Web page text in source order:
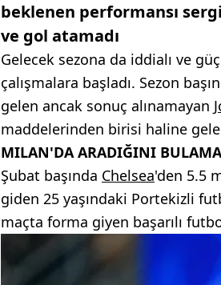
beklenen performansı
ve gol atamadı
Gelecek sezona da iddialı ve
çalışmalara başladı. Sezon
gelen ancak sonuç alınamayan
maddelerinden birisi haline
MILAN'DA ARADIĞINI
Şubat başında Chelsea'den 5.5
giden 25 yaşındaki Portekizli
maçta forma giyen başarılı